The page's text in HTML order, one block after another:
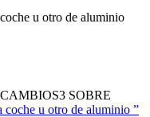
u otro de aluminio
SOBRE
coche u otro de aluminio ”